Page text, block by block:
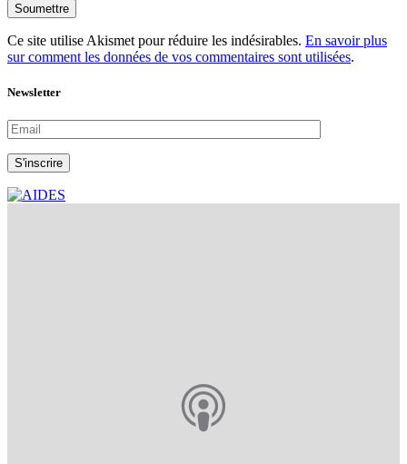
Soumettre
Ce site utilise Akismet pour réduire les indésirables. En savoir plus
sur comment les données de vos commentaires sont utilisées.
Newsletter
S'inscrire